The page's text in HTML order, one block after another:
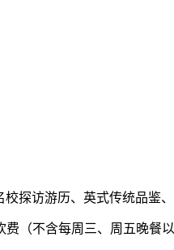
探访游历、英式传统品鉴
（不含每周三、周五晚